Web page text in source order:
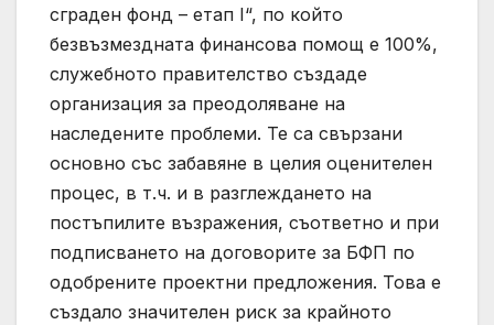
сграден фонд – етап I“, по който
безвъзмездната финансова помощ е 100%,
служебното правителство създаде
организация за преодоляване на
наследените проблеми. Те са свързани
основно със забавяне в целия оценителен
процес, в т.ч. и в разглеждането на
постъпилите възражения, съответно и при
подписването на договорите за БФП по
одобрените проектни предложения. Това е
създало значителен риск за крайното